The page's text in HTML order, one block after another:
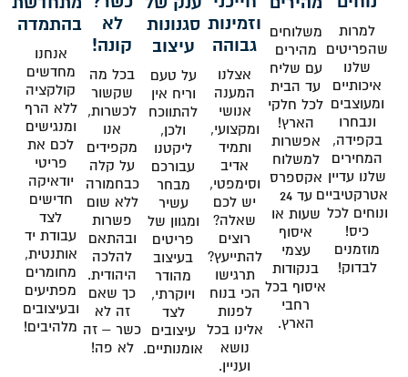
למרות
שהפריטים
שלנו
איכותיים
ומעוצבים
ונבחרו
בקפידה,
המחירים
שלנו עדיין
אטרקטיביים
ונוחים לכל
כיס!
מוזמנים
לבדוק!
משלוחים
מהירים
עם שליח
עד הבית
לכל חלקי
הארץ!
אפשרות
למשלוח
אקספרס
עד 24
שעות או
איסוף
עצמי
בנקודות
איסוף בכל
רחבי
הארץ.
וזמינות
גבוהה
אצלנו
המענה
אנושי
ומקצועי,
ותמיד
אדיב
וסימפטי,
יש לכם
שאלה?
רוצים
להתייעץ?
תרגישו
הכי בנוח
לפנות
אלינו בכל
נושא
ועניין.
סגנונות
עיצוב
על טעם
וריח אין
להתווכח
ולכן,
ליקטנו
עבורכם
מבחר
עשיר
ומגוון של
פריטים
בעיצוב
מהודר
ויוקרתי,
לצד
עיצובים
אומנותיים.
לא
קונה!
בכל מה
שקשור
לכשרות,
אנו
מקפידים
על קלה
כבחמורה
ללא שום
פשרות
ובהתאם
להלכה
היהודית.
כך שאם
זה לא
כשר – זה
לא פה!
בהתמדה
אנחנו
מחדשים
קולקציה
ללא הרף
ומנגישים
לכם את
פריטי
יודאיקה
חדישים
לצד
עבודת יד
אותנטית,
מחומרים
מפתיעים
ובעיצובים
מלהיבים!